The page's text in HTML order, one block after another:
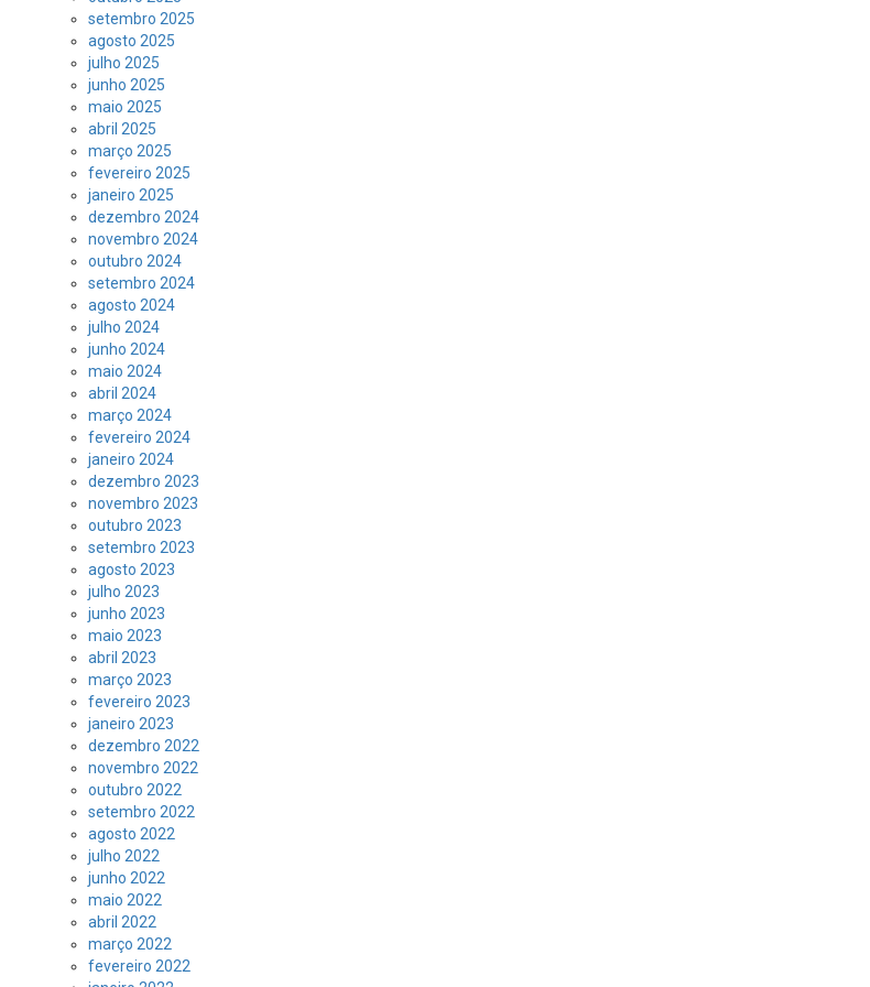
setembro 2025
agosto 2025
julho 2025
junho 2025
maio 2025
abril 2025
março 2025
fevereiro 2025
janeiro 2025
dezembro 2024
novembro 2024
outubro 2024
setembro 2024
agosto 2024
julho 2024
junho 2024
maio 2024
abril 2024
março 2024
fevereiro 2024
janeiro 2024
dezembro 2023
novembro 2023
outubro 2023
setembro 2023
agosto 2023
julho 2023
junho 2023
maio 2023
abril 2023
março 2023
fevereiro 2023
janeiro 2023
dezembro 2022
novembro 2022
outubro 2022
setembro 2022
agosto 2022
julho 2022
junho 2022
maio 2022
abril 2022
março 2022
fevereiro 2022